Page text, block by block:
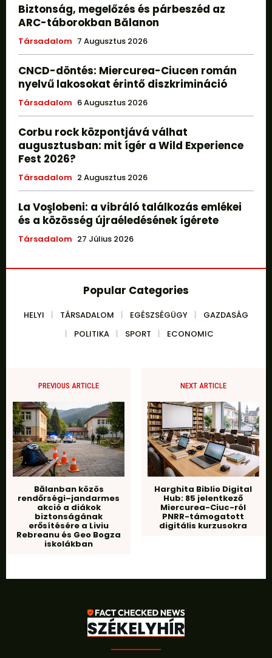
Biztonság, megelőzés és párbeszéd az
ARC-táborokban Bălanon
Társadalom 7 Augusztus 2026
CNCD-döntés: Miercurea-Ciucen román
nyelvű lakosokat érintő diszkrimináció
Társadalom 6 Augusztus 2026
Corbu rock központjává válhat
augusztusban: mit ígér a Wild Experience
Fest 2026?
Társadalom 2 Augusztus 2026
La Voşlobeni: a vibráló találkozás emlékei
és a közösség újraéledésének ígérete
Társadalom 27 Július 2026
Popular Categories
HELYI TÁRSADALOM EGÉSZSÉGÜGY
GAZDASÁG
POLITIKA
SPORT ECONOMIC
PREVIOUS ARTICLE
Bălanban közös
rendőrségi–jandarmes
akció a diákok
biztonságának
erősítésére a Liviu
Rebreanu és Geo Bogza
iskolákban
NEXT ARTICLE
Harghita Biblio Digital
Hub: 85 jelentkező
Miercurea-Ciuc-ról
PNRR-támogatott
digitális kurzusokra